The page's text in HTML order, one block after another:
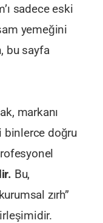
sadece eski
yemeğini
bu sayfa
markanı
binlerce doğru
Bu,
zırh”